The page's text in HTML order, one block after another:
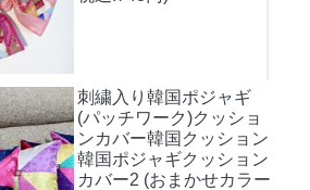
刺繍入り韓国ポジャギ
(パッチワーク)クッショ
ンカバー韓国クッション
韓国ポジャギクッション
カバー2 (おまかせカラー